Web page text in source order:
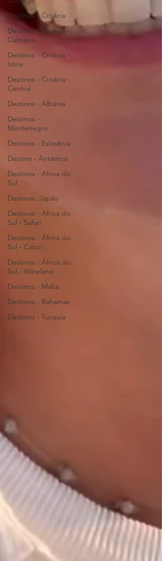
Destinos - Croácia
Destinos - Croácia -
Dalmácia
Destinos - Croácia -
Istria
Destinos - Croácia -
Central
Destinos - Albânia
Destinos -
Montenegro
Destinos - Eslovênia
Destino - Antártica
Destinos - Africa do
Sul
Destinos: Japão
Destinos - África do
Sul - Safari
Destinos - África do
Sul - Cabo
Destinos - África do
Sul - Wineland
Destinos - Malta
Destinos - Bahamas
Destinos - Turquia